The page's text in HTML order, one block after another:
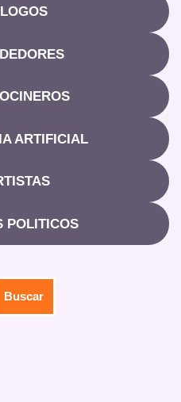
ARTIFICIAL
POLITICOS
Buscar